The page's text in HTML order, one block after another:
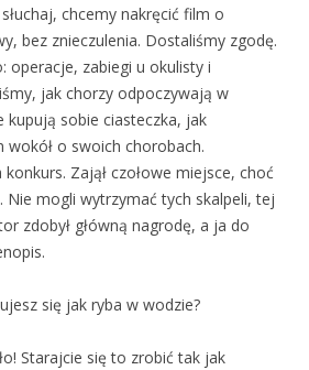
chcemy nakręcić film o
bez znieczulenia. Dostaliśmy zgodę.
operacje, zabiegi u okulisty i
jak chorzy odpoczywają w
kupują sobie ciasteczka, jak
o swoich chorobach.
Zajął czołowe miejsce, choć
Nie mogli wytrzymać tych skalpeli, tej
zdobył główną nagrodę, a ja do
się jak ryba w wodzie?
Starajcie się to zrobić tak jak